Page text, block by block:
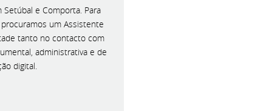
e Comporta. Para
um Assistente
tanto no contacto com
administrativa e de
digital.